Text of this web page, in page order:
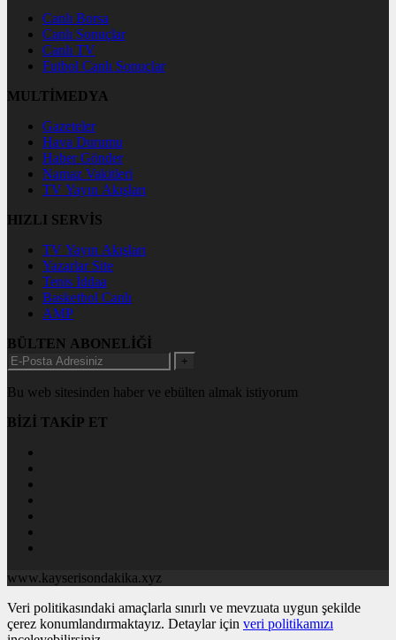
Canlı Borsa
Canlı Sonuçlar
Canlı TV
Futbol Canlı Sonuçlar
MULTİMEDYA
Gazeteler
Hava Durumu
Haber Gönder
Namaz Vakitleri
TV Yayın Akışları
HIZLI SERVİS
TV Yayın Akışları
Yazarlar Site
Tenis İddaa
Basketbol Canlı
AMP
BÜLTEN ABONELİĞİ
+
Bu web sitesinden haber ve ebülten almak istiyorum
BİZİ TAKİP ET
www.kayserisondakika.xyz
Veri politikasındaki amaçlarla sınırlı ve mevzuata uygun şekilde
çerez konumlandırmaktayız. Detaylar için veri politikamızı